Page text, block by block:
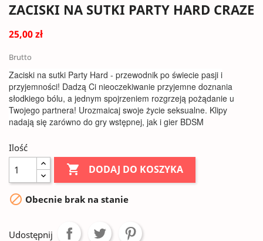
ZACISKI NA SUTKI PARTY HARD CRAZE
25,00 zł
Brutto
Zaciski na sutki Party Hard - przewodnik po świecie pasji i
przyjemności! Dadzą Ci nieoczekiwanie przyjemne doznania
słodkiego bólu, a jednym spojrzeniem rozgrzeją pożądanie u
Twojego partnera! Urozmaicaj swoje życie seksualne. Klipy
nadają się zarówno do gry wstępnej, jak i gier BDSM
Ilość
 DODAJ DO KOSZYKA
 Obecnie brak na stanie
Udostępnij